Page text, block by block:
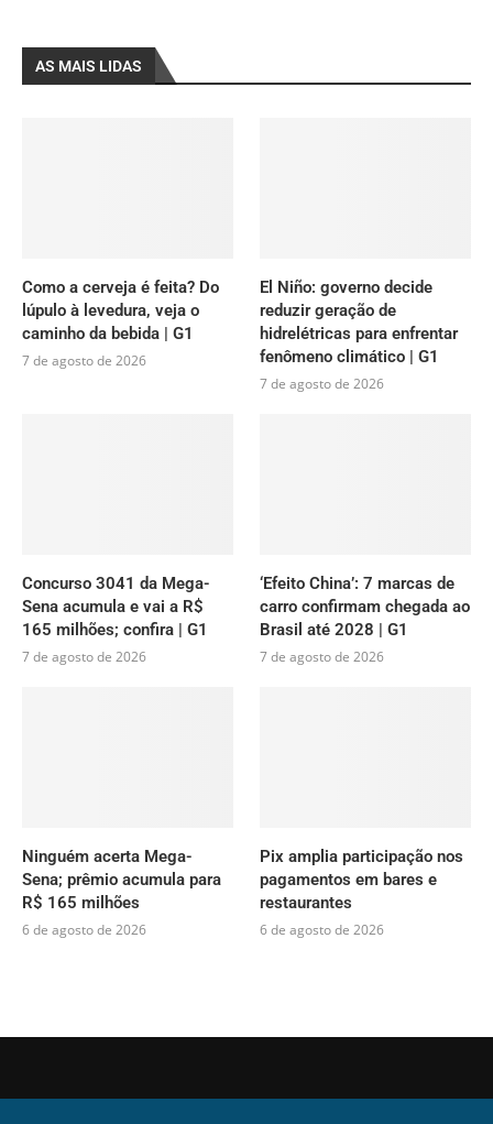
AS MAIS LIDAS
Como a cerveja é feita? Do
lúpulo à levedura, veja o
caminho da bebida | G1
7 de agosto de 2026
El Niño: governo decide
reduzir geração de
hidrelétricas para enfrentar
fenômeno climático | G1
7 de agosto de 2026
Concurso 3041 da Mega-
Sena acumula e vai a R$
165 milhões; confira | G1
7 de agosto de 2026
‘Efeito China’: 7 marcas de
carro confirmam chegada ao
Brasil até 2028 | G1
7 de agosto de 2026
Ninguém acerta Mega-
Sena; prêmio acumula para
R$ 165 milhões
6 de agosto de 2026
Pix amplia participação nos
pagamentos em bares e
restaurantes
6 de agosto de 2026